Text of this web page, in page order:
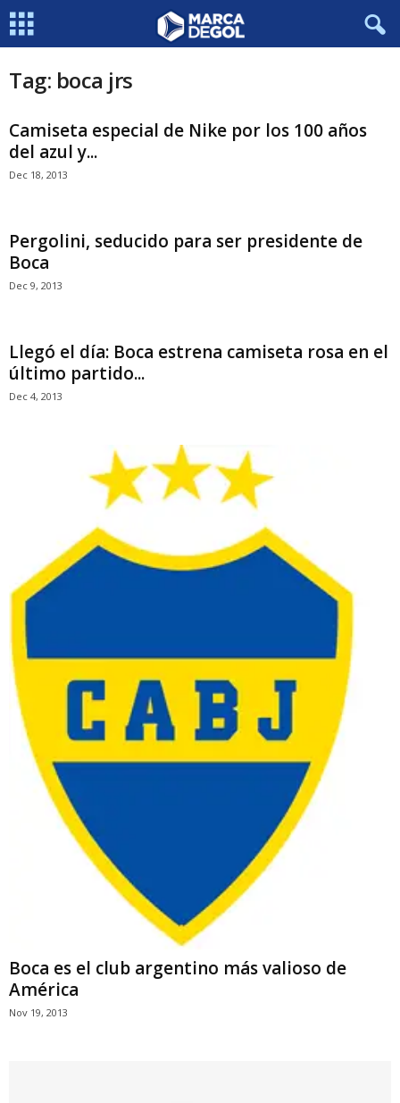
Tag: boca jrs
Camiseta especial de Nike por los 100 años
del azul y...
Dec 18, 2013
Pergolini, seducido para ser presidente de
Boca
Dec 9, 2013
Llegó el día: Boca estrena camiseta rosa en el
último partido...
Dec 4, 2013
Boca es el club argentino más valioso de
América
Nov 19, 2013